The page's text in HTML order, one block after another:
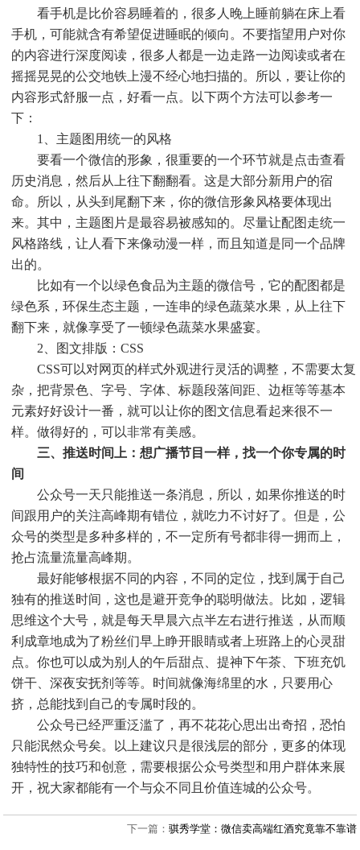
看手机是比价容易睡着的，很多人晚上睡前躺在床上看
手机，可能就含有希望促进睡眠的倾向。不要指望用户对你
的内容进行深度阅读，很多人都是一边走路一边阅读或者在
摇摇晃晃的公交地铁上漫不经心地扫描的。所以，要让你的
内容形式舒服一点，好看一点。以下两个方法可以参考一
下：
1、主题图用统一的风格
要看一个微信的形象，很重要的一个环节就是点击查看
历史消息，然后从上往下翻翻看。这是大部分新用户的宿
命。所以，从头到尾翻下来，你的微信形象风格要体现出
来。其中，主题图片是最容易被感知的。尽量让配图走统一
风格路线，让人看下来像动漫一样，而且知道是同一个品牌
出的。
比如有一个以绿色食品为主题的微信号，它的配图都是
绿色系，环保生态主题，一连串的绿色蔬菜水果，从上往下
翻下来，就像享受了一顿绿色蔬菜水果盛宴。
2、图文排版：CSS
CSS可以对网页的样式外观进行灵活的调整，不需要太复
杂，把背景色、字号、字体、标题段落间距、边框等等基本
元素好好设计一番，就可以让你的图文信息看起来很不一
样。做得好的，可以非常有美感。
三、推送时间上：想广播节目一样，找一个你专属的时
间
公众号一天只能推送一条消息，所以，如果你推送的时
间跟用户的关注高峰期有错位，就吃力不讨好了。但是，公
众号的类型是多种多样的，不一定所有号都非得一拥而上，
抢占流量流量高峰期。
最好能够根据不同的内容，不同的定位，找到属于自己
独有的推送时间，这也是避开竞争的聪明做法。比如，逻辑
思维这个大号，就是每天早晨六点半左右进行推送，从而顺
利成章地成为了粉丝们早上睁开眼睛或者上班路上的心灵甜
点。你也可以成为别人的午后甜点、提神下午茶、下班充饥
饼干、深夜安抚剂等等。时间就像海绵里的水，只要用心
挤，总能找到自己的专属时段的。
公众号已经严重泛滥了，再不花花心思出出奇招，恐怕
只能泯然众号矣。以上建议只是很浅层的部分，更多的体现
独特性的技巧和创意，需要根据公众号类型和用户群体来展
开，祝大家都能有一个与众不同且价值连城的公众号。
下一篇： 骐秀学堂：微信卖高端红酒究竟靠不靠谱